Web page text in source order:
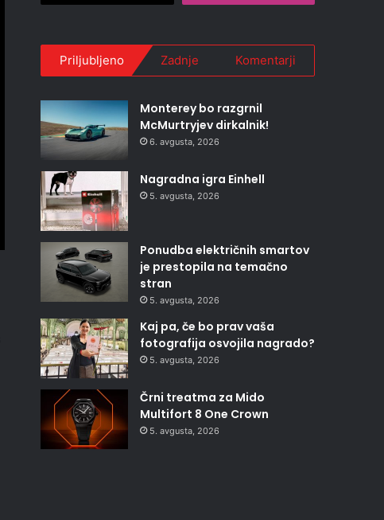
Priljubljeno Zadnje Komentarji
Monterey bo razgrnil
McMurtryjev dirkalnik!
6. avgusta, 2026
Nagradna igra Einhell
5. avgusta, 2026
Ponudba električnih smartov
je prestopila na temačno
stran
5. avgusta, 2026
Kaj pa, če bo prav vaša
fotografija osvojila nagrado?
5. avgusta, 2026
Črni treatma za Mido
Multifort 8 One Crown
5. avgusta, 2026